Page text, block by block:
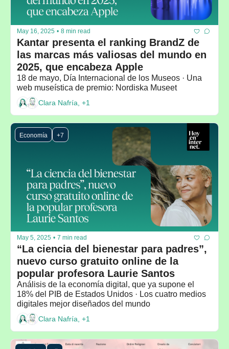
May 16, 2025 • 8 min read
Kantar presenta el ranking BrandZ de
las marcas más valiosas del mundo en
2025, que encabeza Apple
18 de mayo, Día Internacional de los Museos · Una
web museística de premio: Nordiska Museet
Clara Nafría, +1
Economía +7
May 5, 2025 • 7 min read
“La ciencia del bienestar para padres”,
nuevo curso gratuito online de la
popular profesora Laurie Santos
Análisis de la economía digital, que ya supone el
18% del PIB de Estados Unidos · Los cuatro medios
digitales mejor diseñados del mundo
Clara Nafría, +1